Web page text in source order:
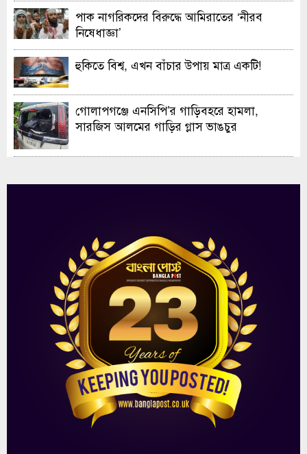
পাক নাগরিকদের বিরুদ্ধে আমিরাতের ‘নীরব
নিষেধাজ্ঞা’
হুকিতে বিশ্ব, এখন বাঁচার উপায় মাত্র একটি!
গোলাপগঞ্জে এনসিপি’র গাড়িবহরে হামলা,
সারজিস আলমের গাড়ির গ্লাস ভাঙচুর